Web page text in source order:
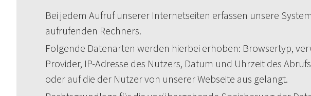
Bei jedem Aufruf unserer Internetseiten erfassen unsere
aufrufenden Rechners.
Folgende Datenarten werden hierbei erhoben: Browsertyp,
Provider, IP-Adresse des Nutzers, Datum und Uhrzeit des
oder auf die der Nutzer von unserer Webseite aus gelangt.